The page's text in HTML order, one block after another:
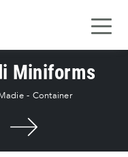
Miniforms
- Container